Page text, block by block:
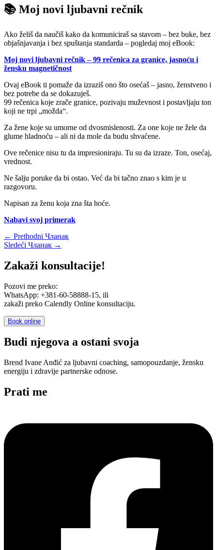
📚 Moj novi ljubavni rečnik
Ako želiš da naučiš kako da komuniciraš sa stavom – bez buke, bez
objašnjavanja i bez spuštanja standarda – pogledaj moj eBook:
Moj novi ljubavni rečnik – 99 rečenica za granice, jasnoću i
žensku magnetičnost
Ovaj eBook ti pomaže da izraziš ono što osećaš – jasno, ženstveno i
bez potrebe da se dokazuješ.
99 rečenica koje zrače granice, pozivaju muževnost i postavljaju ton
koji ne trpi „možda“.
Za žene koje su umorne od dvosmislenosti. Za one koje ne žele da
glume hladnoću – ali ni da mole da budu shvaćene.
Ove rečenice nisu tu da impresioniraju. Tu su da izraze. Ton, osećaj,
vrednost.
Ne šalju poruke da bi ostao. Već da bi tačno znao s kim je u
razgovoru.
Napisan za ženu koja zna šta hoće.
Nabavi svoj primerak
← Prethodni Чланак
Sledeći Чланак →
Zakaži konsultacije!
Pozovi me preko:
WhatsApp: +381-60-58888-15, ili
zakaži preko Calendly Online konsultaciju.
Book online
Budi njegova a ostani svoja
Brend Ivane Anđić za ljubavni coaching, samopouzdanje, žensku
energiju i zdravije partnerske odnose.
Prati me